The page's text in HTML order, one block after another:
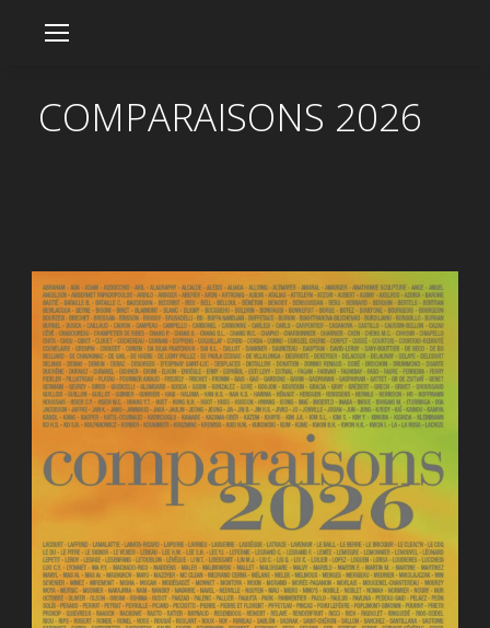
COMPARAISONS 2026